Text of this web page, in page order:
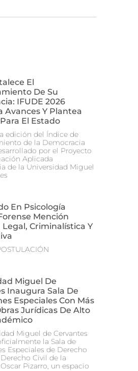
El
De Su
IFUDE 2026
Avances Y Plantea
El Estado
edición del Índice de
de la Democracia
por el Proyecto
Aplicada
de la Universidad Miguel
En Psicología
Mención
Criminalística Y
Miguel De
Inaugura Sala De
Especiales Con Más
Jurídicas De Alto
Miguel de Cervantes
la Sala de
Especiales de Derecho
Civil de la
Pizarro, un espacio